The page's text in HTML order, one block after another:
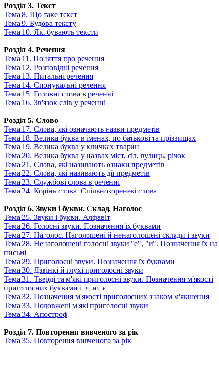
Розділ 3. Текст
Тема 8. Що таке текст
Тема 9. Будова тексту
Тема 10. Які бувають тексти
Розділ 4. Речення
Тема 11. Поняття про речення
Тема 12. Розповідні речення
Тема 13. Питальні речення
Тема 14. Спонукальні речення
Тема 15. Головні слова в реченні
Тема 16. Зв'язок слів у реченні
Розділ 5. Слово
Тема 17. Слова, які означають назви предметів
Тема 18. Велика буква в іменах, по батькові та прізвищах
Тема 19. Велика буква у кличках тварин
Тема 20. Велика буква у назвах міст, сіл, вулиць, річок
Тема 21. Слова, які називають ознаки предметів
Тема 22. Слова, які називають дії предметів
Тема 23. Службові слова в реченні
Тема 24. Корінь слова. Спільнокореневі слова
Розділ 6. Звуки і букви. Склад. Наголос
Тема 25. Звуки і букви. Алфавіт
Тема 26. Голосні звуки. Позначення їх буквами
Тема 27. Наголос. Наголошені й ненаголошені склади і звуки
Тема 28. Ненаголошені голосні звуки "е", "и". Позначення їх на
письмі
Тема 29. Приголосні звуки. Позначення їх буквами
Тема 30. Дзвінкі й глухі приголосні звуки
Тема 31. Тверді та м'які приголосні звуки. Позначення м'якості
приголосних буквами і, я, ю, є
Тема 32. Позначення м'якості приголосних знаком м'якшення
Тема 33. Подовжені м'які приголосні звуки
Тема 34. Апостроф
Розділ 7. Повторення вивченого за рік
Тема 35. Повторення вивченого за рік